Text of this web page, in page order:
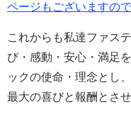
ページもございますの
これからも私達ファス
び・感動・安心・満足
ックの使命・理念とし
最大の喜びと報酬とさ